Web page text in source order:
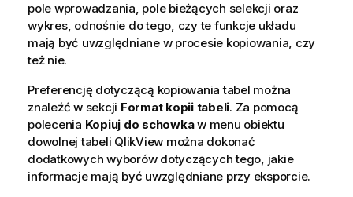
pole wprowadzania, pole bieżących selekcji oraz
wykres, odnośnie do tego, czy te funkcje układu
mają być uwzględniane w procesie kopiowania, czy
też nie.
Preferencję dotyczącą kopiowania tabel można
znaleźć w sekcji Format kopii tabeli. Za pomocą
polecenia Kopiuj do schowkaw menu obiektu
dowolnej tabeli QlikView można dokonać
dodatkowych wyborów dotyczących tego, jakie
informacje mają być uwzględniane przy eksporcie.